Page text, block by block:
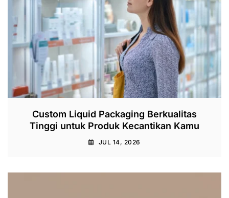
Custom Liquid Packaging Berkualitas
Tinggi untuk Produk Kecantikan Kamu
JUL 14, 2026